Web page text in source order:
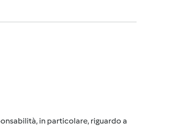
in particolare, riguardo a